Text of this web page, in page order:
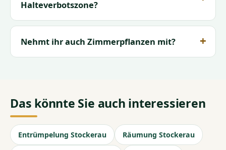
Halteverbotszone?
Nehmt ihr auch Zimmerpflanzen mit?
Das könnte Sie auch interessieren
Entrümpelung Stockerau Räumung Stockerau